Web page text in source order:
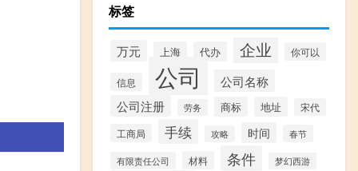
标签
万元 上海 代办 企业 你可以
信息 公司 公司名称
公司注册 劳务 商标 地址 宋代
工商局 手续 攻略 时间 春节
有限责任公司 材料 条件 梦幻西游